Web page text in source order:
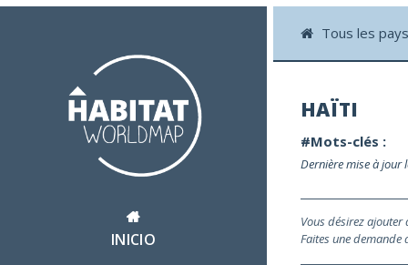
INICIO
Tous les pays
HAÏTI
#Mots-clés :
Dernière mise à jour
Vous désirez ajouter
Faites une demande